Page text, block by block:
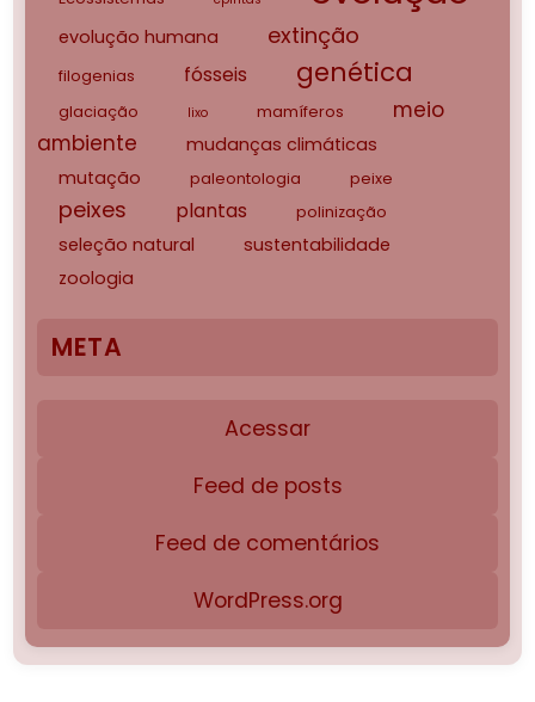
evolução humana extinção
filogenias fósseis genética
glaciação lixo mamíferos
meio
ambiente
mudanças climáticas
mutação
paleontologia peixe
peixes plantas polinização
seleção natural
sustentabilidade
zoologia
META
Acessar
Feed de posts
Feed de comentários
WordPress.org